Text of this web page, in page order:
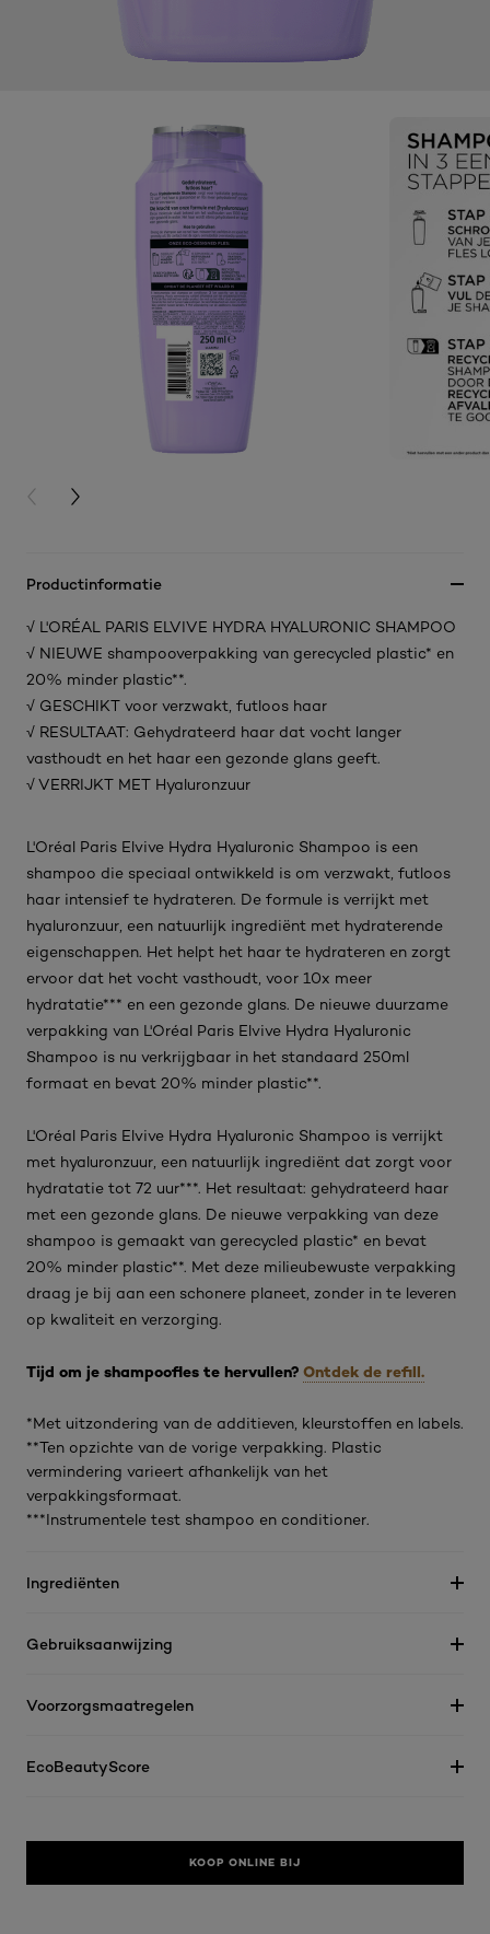
PREVIOUS CARD
NEXT CARD
Productinformatie
√ L'ORÉAL PARIS ELVIVE HYDRA HYALURONIC SHAMPOO
√ NIEUWE shampooverpakking van gerecycled plastic* en
20% minder plastic**.
√ GESCHIKT voor verzwakt, futloos haar
√ RESULTAAT: Gehydrateerd haar dat vocht langer
vasthoudt en het haar een gezonde glans geeft.
√ VERRIJKT MET Hyaluronzuur
L'Oréal Paris Elvive Hydra Hyaluronic Shampoo is een
shampoo die speciaal ontwikkeld is om verzwakt, futloos
haar intensief te hydrateren. De formule is verrijkt met
hyaluronzuur, een natuurlijk ingrediënt met hydraterende
eigenschappen. Het helpt het haar te hydrateren en zorgt
ervoor dat het vocht vasthoudt, voor 10x meer
hydratatie*** en een gezonde glans. De nieuwe duurzame
verpakking van L'Oréal Paris Elvive Hydra Hyaluronic
Shampoo is nu verkrijgbaar in het standaard 250ml
formaat en bevat 20% minder plastic**.
L'Oréal Paris Elvive Hydra Hyaluronic Shampoo is verrijkt
met hyaluronzuur, een natuurlijk ingrediënt dat zorgt voor
hydratatie tot 72 uur***. Het resultaat: gehydrateerd haar
met een gezonde glans. De nieuwe verpakking van deze
shampoo is gemaakt van gerecycled plastic* en bevat
20% minder plastic**. Met deze milieubewuste verpakking
draag je bij aan een schonere planeet, zonder in te leveren
op kwaliteit en verzorging.
Tijd om je shampoofles te hervullen? Ontdek de refill.
*Met uitzondering van de additieven, kleurstoffen en labels.
**Ten opzichte van de vorige verpakking. Plastic
vermindering varieert afhankelijk van het
verpakkingsformaat.
***Instrumentele test shampoo en conditioner.
Ingrediënten
Gebruiksaanwijzing
Voorzorgsmaatregelen
EcoBeautyScore
KOOP ONLINE BIJ